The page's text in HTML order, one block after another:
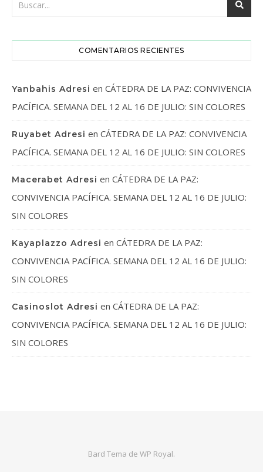
COMENTARIOS RECIENTES
Yanbahis Adresi en CÁTEDRA DE LA PAZ: CONVIVENCIA
PACÍFICA. SEMANA DEL 12 AL 16 DE JULIO: SIN COLORES
Ruyabet Adresi en CÁTEDRA DE LA PAZ: CONVIVENCIA
PACÍFICA. SEMANA DEL 12 AL 16 DE JULIO: SIN COLORES
Macerabet Adresi en CÁTEDRA DE LA PAZ:
CONVIVENCIA PACÍFICA. SEMANA DEL 12 AL 16 DE JULIO:
SIN COLORES
Kayaplazzo Adresi en CÁTEDRA DE LA PAZ:
CONVIVENCIA PACÍFICA. SEMANA DEL 12 AL 16 DE JULIO:
SIN COLORES
Casinoslot Adresi en CÁTEDRA DE LA PAZ:
CONVIVENCIA PACÍFICA. SEMANA DEL 12 AL 16 DE JULIO:
SIN COLORES
Bard Tema de WP Royal.